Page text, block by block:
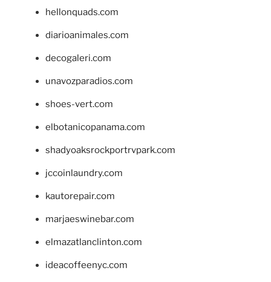
hellonquads.com
diarioanimales.com
decogaleri.com
unavozparadios.com
shoes-vert.com
elbotanicopanama.com
shadyoaksrockportrvpark.com
jccoinlaundry.com
kautorepair.com
marjaeswinebar.com
elmazatlanclinton.com
ideacoffeenyc.com